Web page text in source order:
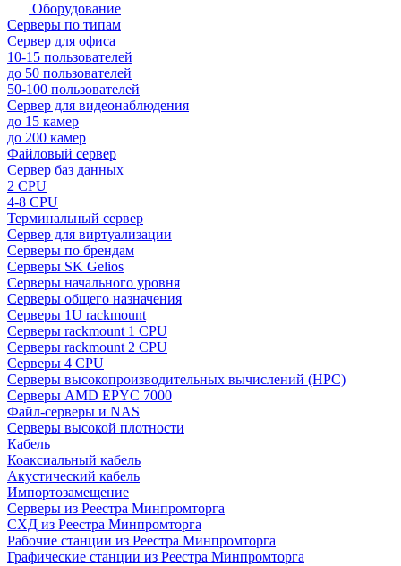
Оборудование
Серверы по типам
Сервер для офиса
10-15 пользователей
до 50 пользователей
50-100 пользователей
Сервер для видеонаблюдения
до 15 камер
до 200 камер
Файловый сервер
Сервер баз данных
2 CPU
4-8 CPU
Терминальный сервер
Сервер для виртуализации
Серверы по брендам
Серверы SK Gelios
Серверы начального уровня
Серверы общего назначения
Серверы 1U rackmount
Серверы rackmount 1 CPU
Серверы rackmount 2 CPU
Серверы 4 CPU
Серверы высокопроизводительных вычислений (HPC)
Серверы AMD EPYC 7000
Файл-серверы и NAS
Серверы высокой плотности
Кабель
Коаксиальный кабель
Акустический кабель
Импортозамещение
Серверы из Реестра Минпромторга
СХД из Реестра Минпромторга
Рабочие станции из Реестра Минпромторга
Графические станции из Реестра Минпромторга